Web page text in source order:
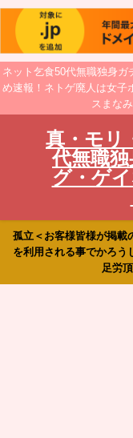
ネット乞食50代無職独身ガ
め速報！ネトゲ廃人は女子
スまな
真・モリ
代無職
グ・ゲ
孤立＜お客様皆様が掲載
を利用される事でかろう
足労